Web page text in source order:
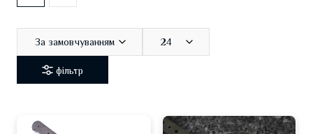
За замовчуванням 24
фільтр